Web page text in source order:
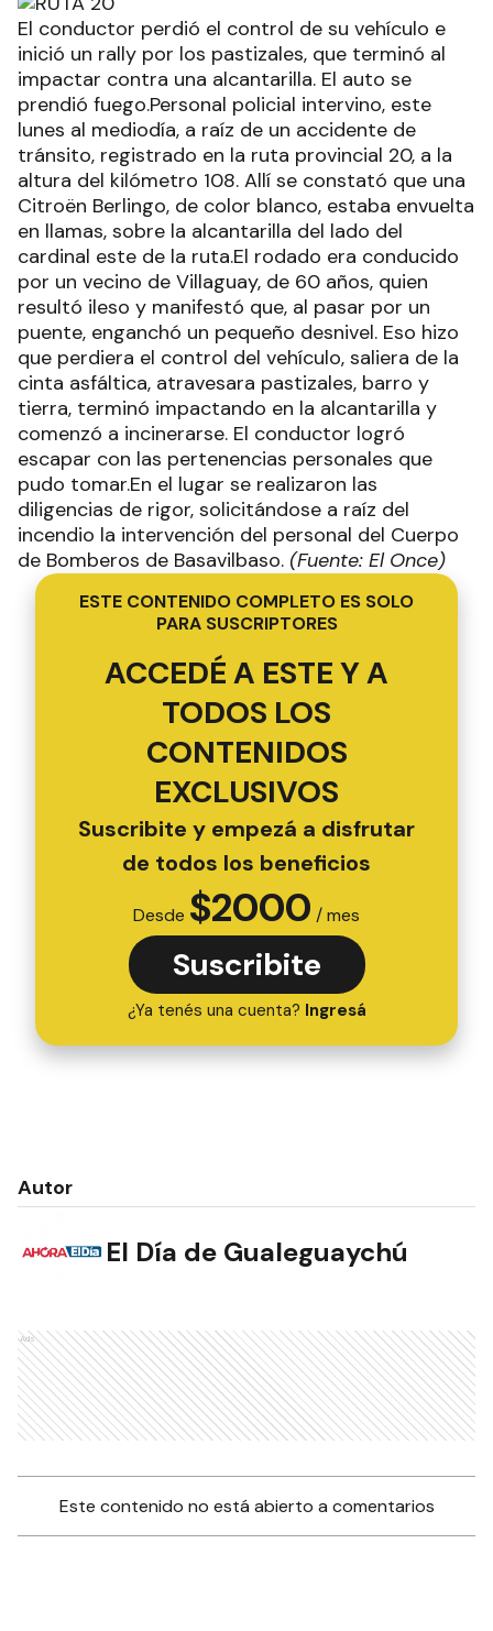
El conductor perdió el control de su vehículo e
inició un rally por los pastizales, que terminó al
impactar contra una alcantarilla. El auto se
prendió fuego.Personal policial intervino, este
lunes al mediodía, a raíz de un accidente de
tránsito, registrado en la ruta provincial 20, a la
altura del kilómetro 108. Allí se constató que una
Citroën Berlingo, de color blanco, estaba envuelta
en llamas, sobre la alcantarilla del lado del
cardinal este de la ruta.El rodado era conducido
por un vecino de Villaguay, de 60 años, quien
resultó ileso y manifestó que, al pasar por un
puente, enganchó un pequeño desnivel. Eso hizo
que perdiera el control del vehículo, saliera de la
cinta asfáltica, atravesara pastizales, barro y
tierra, terminó impactando en la alcantarilla y
comenzó a incinerarse. El conductor logró
escapar con las pertenencias personales que
pudo tomar.En el lugar se realizaron las
diligencias de rigor, solicitándose a raíz del
incendio la intervención del personal del Cuerpo
de Bomberos de Basavilbaso. (Fuente: El Once)
ESTE CONTENIDO COMPLETO ES SOLO
PARA SUSCRIPTORES
ACCEDÉ A ESTE Y A
TODOS LOS
CONTENIDOS
EXCLUSIVOS
Suscribite y empezá a disfrutar
de todos los beneficios
Desde $2000 / mes
Suscribite
¿Ya tenés una cuenta? Ingresá
Autor
El Día de Gualeguaychú
Ads
Este contenido no está abierto a comentarios